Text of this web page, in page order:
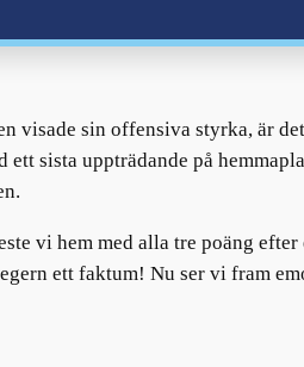
sin offensiva styrka, är
ett sista uppträdande på
vi hem med alla tre poäng
ett faktum! Nu ser vi fram